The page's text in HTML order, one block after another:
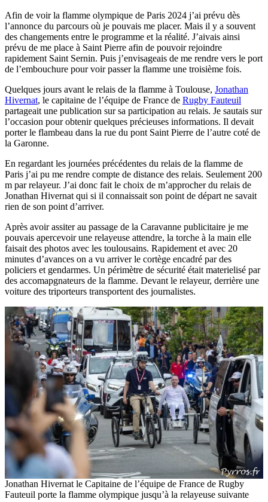
Afin de voir la flamme olympique de Paris 2024 j’ai prévu dès
l’annonce du parcours où je pouvais me placer. Mais il y a souvent
des changements entre le programme et la réalité. J’aivais ainsi
prévu de me place à Saint Pierre afin de pouvoir rejoindre
rapidement Saint Sernin. Puis j’envisageais de me rendre vers le port
de l’embouchure pour voir passer la flamme une troisième fois.
Quelques jours avant le relais de la flamme à Toulouse, Jonathan
Hivernat, le capitaine de l’équipe de France de Rugby Fauteuil
partageait une publication sur sa participation au relais. Je sautais sur
l’occasion pour obtenir quelques précieuses informations. Il devait
porter le flambeau dans la rue du pont Saint Pierre de l’autre coté de
la Garonne.
En regardant les journées précédentes du relais de la flamme de
Paris j’ai pu me rendre compte de distance des relais. Seulement 200
m par relayeur. J’ai donc fait le choix de m’approcher du relais de
Jonathan Hivernat qui si il connaissait son point de départ ne savait
rien de son point d’arriver.
Après avoir assiter au passage de la Caravanne publicitaire je me
pouvais apercevoir une relayeuse attendre, la torche à la main elle
faisait des photos avec les toulousains. Rapidement et avec 20
minutes d’avances on a vu arriver le cortège encadré par des
policiers et gendarmes. Un périmètre de sécurité était materielisé par
des accomapgnateurs de la flamme. Devant le relayeur, derrière une
voiture des triporteurs transportent des journalistes.
Jonathan Hivernat le Capitaine de l’équipe de France de Rugby
Fauteuil porte la flamme olympique jusqu’à la relayeuse suivante